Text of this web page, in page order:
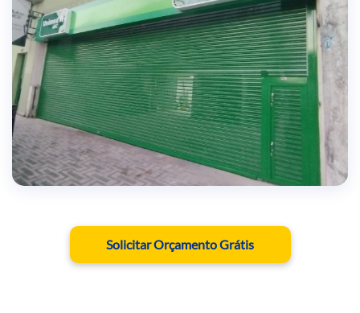
RESULTADOS COMPROVADOS
Milhares de clientes satisfeitos em todo Brasil
Solicitar Orçamento Grátis